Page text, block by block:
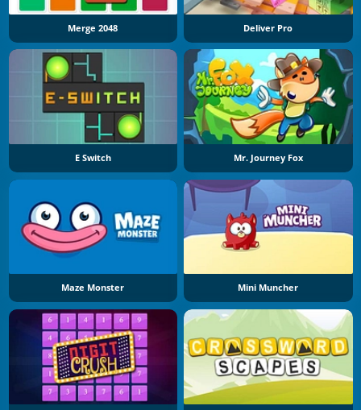
Merge 2048 Deliver Pro
E Switch Mr. Journey Fox
Maze Monster Mini Muncher